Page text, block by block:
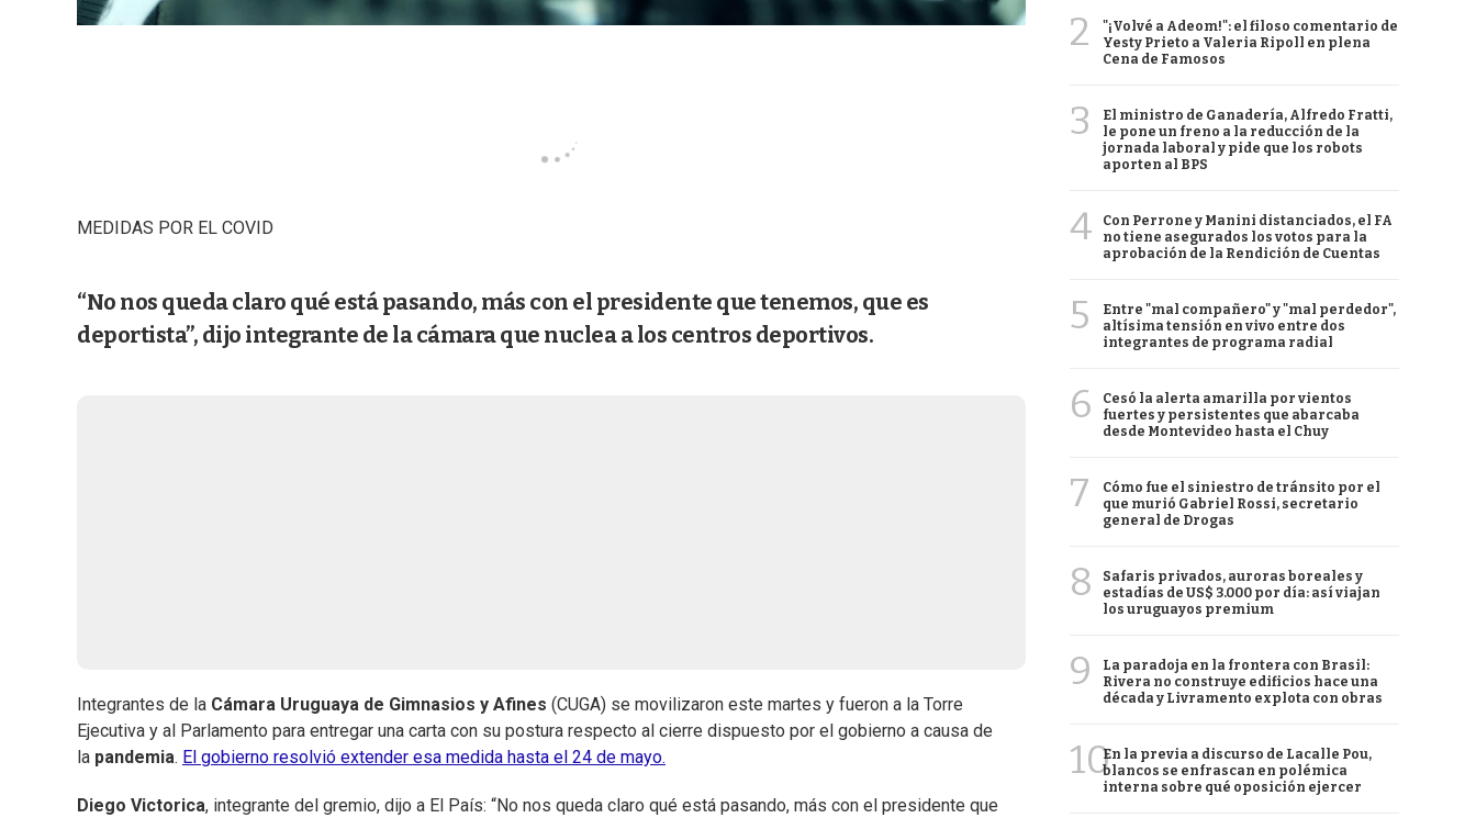
MEDIDAS POR EL COVID
“No nos queda claro qué está pasando, más con el presidente que tenemos, que es
deportista”, dijo integrante de la cámara que nuclea a los centros deportivos.
Integrantes de la Cámara Uruguaya de Gimnasios y Afines (CUGA) se movilizaron este martes y fueron a la Torre
Ejecutiva y al Parlamento para entregar una carta con su postura respecto al cierre dispuesto por el gobierno a causa de
la pandemia. El gobierno resolvió extender esa medida hasta el 24 de mayo.
Diego Victorica, integrante del gremio, dijo a El País: “No nos queda claro qué está pasando, más con el presidente que
2
"¡Volvé a Adeom!": el filoso comentario de
Yesty Prieto a Valeria Ripoll en plena
Cena de Famosos
3
El ministro de Ganadería, Alfredo Fratti,
le pone un freno a la reducción de la
jornada laboral y pide que los robots
aporten al BPS
4
Con Perrone y Manini distanciados, el FA
no tiene asegurados los votos para la
aprobación de la Rendición de Cuentas
5
Entre "mal compañero" y "mal perdedor",
altísima tensión en vivo entre dos
integrantes de programa radial
6
Cesó la alerta amarilla por vientos
fuertes y persistentes que abarcaba
desde Montevideo hasta el Chuy
7
Cómo fue el siniestro de tránsito por el
que murió Gabriel Rossi, secretario
general de Drogas
8
Safaris privados, auroras boreales y
estadías de US$ 3.000 por día: así viajan
los uruguayos premium
9
La paradoja en la frontera con Brasil:
Rivera no construye edificios hace una
década y Livramento explota con obras
10En la previa a discurso de Lacalle Pou,
blancos se enfrascan en polémica
interna sobre qué oposición ejercer